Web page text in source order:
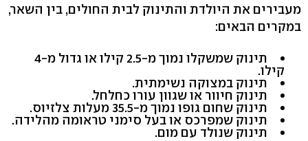
מעבירים את היולדת והתינוק לבית החולים, בין השאר,
במקרים הבאים:
תינוק שמשקלו נמוך מ-2.5 קילו או גדול מ-4
קילו.
תינוק במצוקה נשימתית.
תינוק חיוור או שגוון עורו כחלחל.
תינוק שחום גופו נמוך מ-35.5 מעלות צלזיוס.
תינוק שמפרכס או בעל סימני טראומה מהלידה.
תינוק שנולד עם מום.